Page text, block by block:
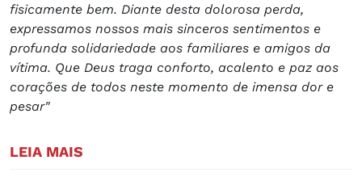
fisicamente bem. Diante desta dolorosa perda,
expressamos nossos mais sinceros sentimentos e
profunda solidariedade aos familiares e amigos da
vítima. Que Deus traga conforto, acalento e paz aos
corações de todos neste momento de imensa dor e
pesar"
LEIA MAIS